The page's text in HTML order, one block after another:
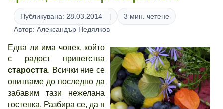
Публикувана: 28.03.2014
3 мин. четене
Автор: Александър Недялков
Едва ли има човек, който
с радост приветства
старостта. Всички ние се
опитваме до последно да
забавим тази нежелана
гостенка. Разбира се, да я